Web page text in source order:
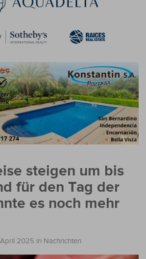
steigen um bis
für den Tag der
es noch mehr
2025 in Nachrichten